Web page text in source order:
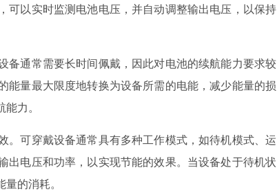
可以实时监测电池电压，并自动调整输出电压，以保持
备通常需要长时间佩戴，因此对电池的续航能力要求较
量最大限度地转换为设备所需的电能，减少能量的损
力。
可穿戴设备通常具有多种工作模式，如待机模式、运
电压和功率，以实现节能的效果。当设备处于待机状
的消耗。